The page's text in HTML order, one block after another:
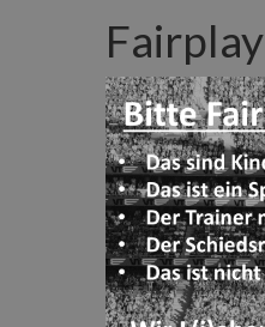
Fairplay